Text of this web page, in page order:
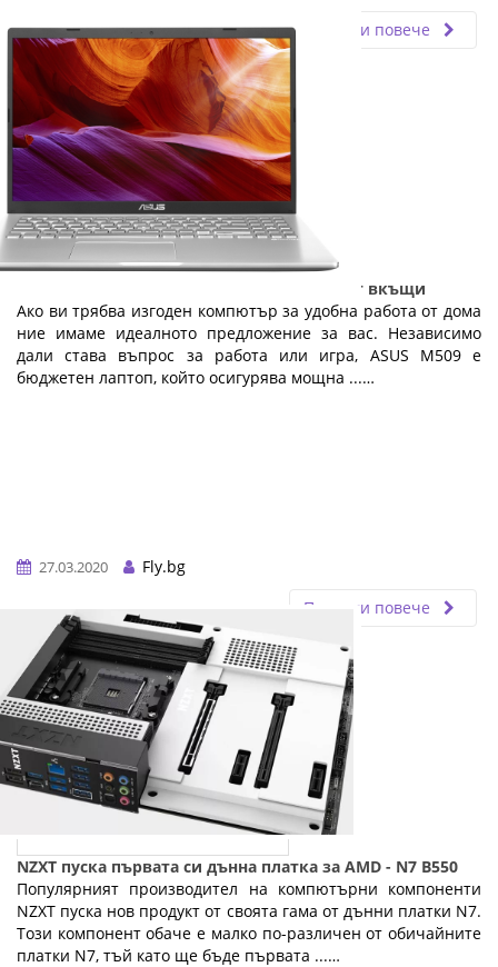
Прочети повече
Идеалният бюджетен лаптоп за работа от вкъщи
Ако ви трябва изгоден компютър за удобна работа от дома
ние имаме идеалното предложение за вас. Независимо
дали става въпрос за работа или игра, ASUS M509 е
бюджетен лаптоп, който осигурява мощна ...…
27.03.2020
Fly.bg
Прочети повече
NZXT пуска първата си дънна платка за AMD - N7 B550
Популярният производител на компютърни компоненти
NZXT пуска нов продукт от своята гама от дънни платки N7.
Този компонент обаче е малко по-различен от обичайните
платки N7, тъй като ще бъде първата ...…